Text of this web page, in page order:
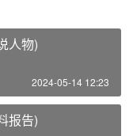
人物)
2024-05-14 12:23
报告)